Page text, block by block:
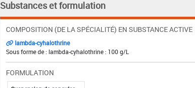
Substances et formulation
COMPOSITION (DE LA SPÉCIALITÉ) EN SUBSTANCE ACTIVE
lambda-cyhalothrine
Sous forme de : lambda-cyhalothrine : 100 g/L
FORMULATION